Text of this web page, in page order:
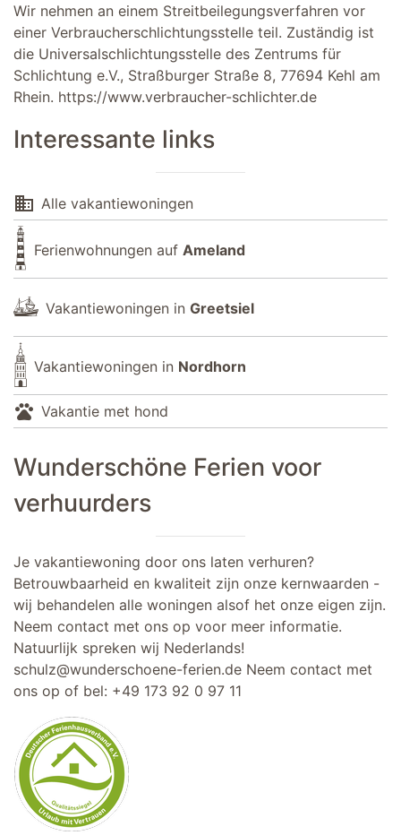
Wir nehmen an einem Streitbeilegungsverfahren vor
einer Verbraucherschlichtungsstelle teil. Zuständig ist
die Universalschlichtungsstelle des Zentrums für
Schlichtung e.V., Straßburger Straße 8, 77694 Kehl am
Rhein. https://www.verbraucher-schlichter.de
Interessante links
domain Alle vakantiewoningen
Ferienwohnungen auf Ameland
Vakantiewoningen in Greetsiel
Vakantiewoningen in Nordhorn
pets Vakantie met hond
Wunderschöne Ferien voor
verhuurders
Je vakantiewoning door ons laten verhuren?
Betrouwbaarheid en kwaliteit zijn onze kernwaarden -
wij behandelen alle woningen alsof het onze eigen zijn.
Neem contact met ons op voor meer informatie.
Natuurlijk spreken wij Nederlands!
schulz@wunderschoene-ferien.de Neem contact met
ons op of bel: +49 173 92 0 97 11